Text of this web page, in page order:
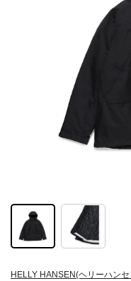
HELLY HANSEN(ヘリーハン